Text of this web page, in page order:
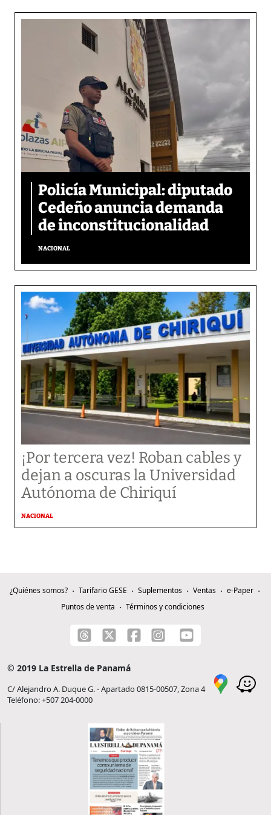
Policía Municipal: diputado
Cedeño anuncia demanda
de inconstitucionalidad
NACIONAL
¡Por tercera vez! Roban cables y
dejan a oscuras la Universidad
Autónoma de Chiriquí
NACIONAL
¿Quiénes somos? Tarifario GESE Suplementos Ventas
e-Paper
Puntos de venta
Términos y condiciones
© 2019 La Estrella de Panamá
C/ Alejandro A. Duque G. - Apartado 0815-00507, Zona 4
Teléfono: +507 204-0000